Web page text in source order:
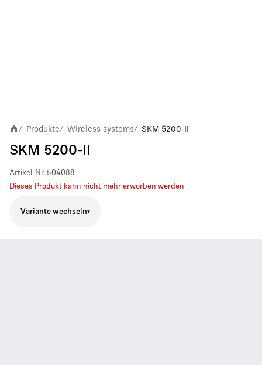
/ Produkte/ Wireless systems/ SKM 5200-II
SKM 5200-II
Artikel-Nr. 504088
Dieses Produkt kann nicht mehr erworben werden
Variante wechseln